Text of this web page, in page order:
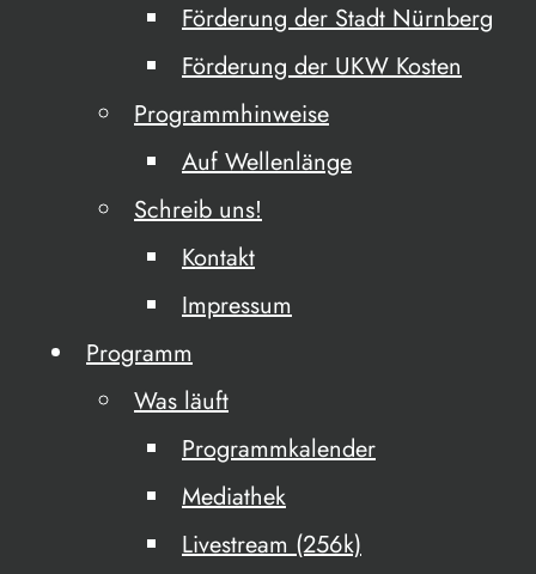
Förderung der Stadt Nürnberg
Förderung der UKW Kosten
Programmhinweise
Auf Wellenlänge
Schreib uns!
Kontakt
Impressum
Programm
Was läuft
Programmkalender
Mediathek
Livestream (256k)